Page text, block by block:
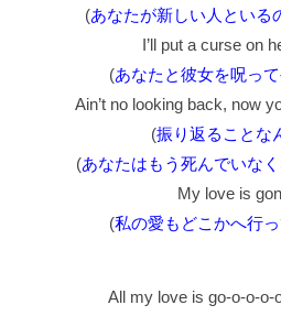
(あなたが新しい人といる
I’ll put a curse on
(あなたと彼女を呪っ
Ain’t no looking back, now
(振り返ることな
(あなたはもう死んでいな
My love is
(私の愛もどこかへ行
All my love is go-o-o-o-